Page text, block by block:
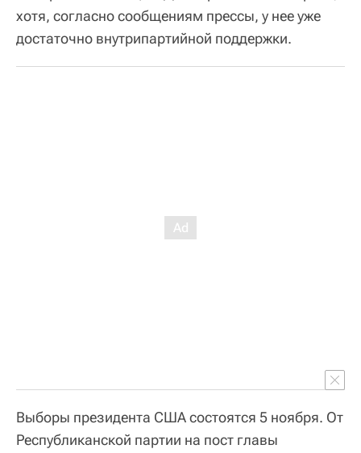
хотя, согласно сообщениям прессы, у нее уже
достаточно внутрипартийной поддержки.
Выборы президента США состоятся 5 ноября. От
Республиканской партии на пост главы